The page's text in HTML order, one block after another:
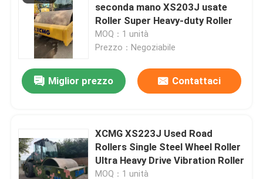
seconda mano XS203J usate
Roller Super Heavy-duty Roller
MOQ：1 unità
Prezzo：Negoziabile
Miglior prezzo Contattaci
XCMG XS223J Used Road
Rollers Single Steel Wheel Roller
Ultra Heavy Drive Vibration Roller
MOQ：1 unità